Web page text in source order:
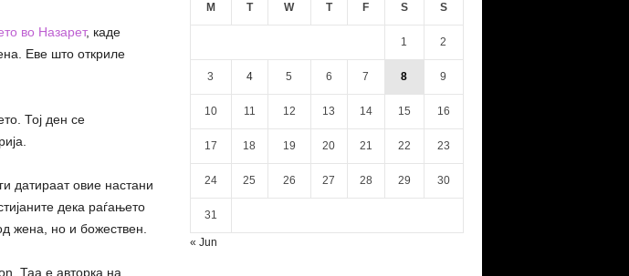
во Назарет, каде
Еве што откриле
Тој ден се
датираат овие настани
дека раѓањето
жена, но и божествен.
. Таа е авторка на
M T W T F S S
1 2
3 4 5 6 7 8 9
10 11 12 13 14 15 16
17 18 19 20 21 22 23
24 25 26 27 28 29 30
31
« Jun